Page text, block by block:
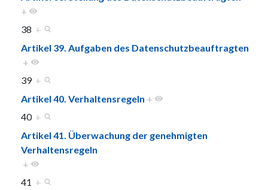
+
38 +
Artikel 39. Aufgaben des Datenschutzbeauftragten
+
39 +
Artikel 40. Verhaltensregeln +
40 +
Artikel 41. Überwachung der genehmigten
Verhaltensregeln
+
41 +